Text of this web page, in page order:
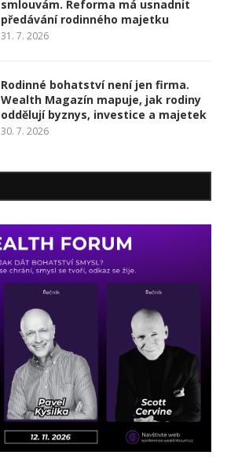
smlouvám. Reforma má usnadnit
předávání rodinného majetku
31. 7. 2026
Rodinné bohatství není jen firma.
Wealth Magazín mapuje, jak rodiny
oddělují byznys, investice a majetek
30. 7. 2026